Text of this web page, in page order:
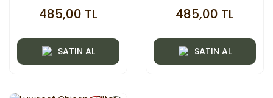
485,00 TL
SATIN AL
485,00 TL
SATIN AL